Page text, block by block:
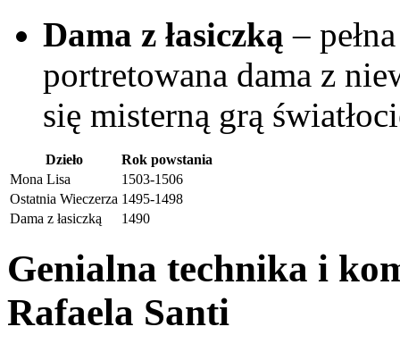
Dama z łasiczką –
portretowana dama z
się misterną grą
Dzieło
Rok powstania
Mona Lisa
1503-1506
Ostatnia Wieczerza 1495-1498
Dama z łasiczką
1490
Genialna technika i
Rafaela Santi